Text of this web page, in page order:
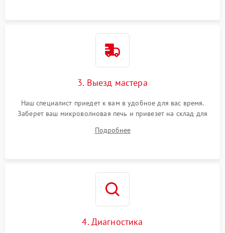
3. Выезд мастера
Наш специалист приедет к вам в удобное для вас время.
Заберет ваш микроволновая печь и привезет на склад для
Подробнее
4. Диагностика